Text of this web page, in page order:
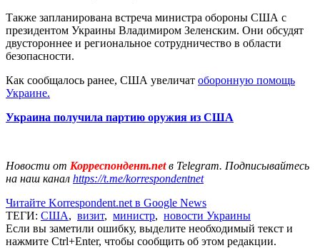
Также запланирована встреча министра обороны США с
президентом Украины Владимиром Зеленским. Они обсудят
двустороннее и региональное сотрудничество в области
безопасности.
Как сообщалось ранее, США увеличат оборонную помощь
Украине.
Украина получила партию оружия из США
Новости от Корреспондент.netв Telegram. Подписывайтесь
на наш канал https://t.me/korrespondentnet
Читайте Korrespondent.net в Google News
ТЕГИ: США, визит, министр, новости Украины
Если вы заметили ошибку, выделите необходимый текст и
нажмите Ctrl+Enter, чтобы сообщить об этом редакции.